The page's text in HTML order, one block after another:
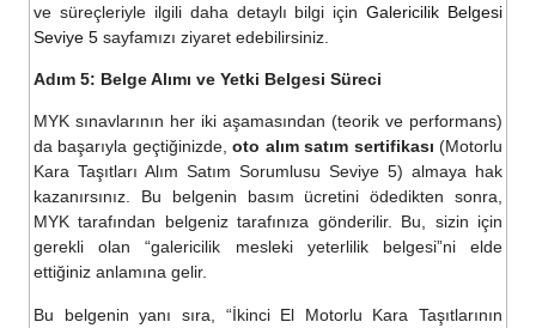
ve süreçleriyle ilgili daha detaylı bilgi içinGalericilik Belgesi
Seviye 5 sayfamızı ziyaret edebilirsiniz.
Adım 5: Belge Alımı ve Yetki Belgesi Süreci
MYK sınavlarının her iki aşamasından (teorik ve performans)
da başarıyla geçtiğinizde,oto alım satım sertifikası (Motorlu
Kara Taşıtları Alım Satım Sorumlusu Seviye 5) almaya hak
kazanırsınız. Bu belgenin basım ücretini ödedikten sonra,
MYK tarafından belgeniz tarafınıza gönderilir. Bu, sizin için
gerekli olan “galericilik mesleki yeterlilik belgesi”ni elde
ettiğiniz anlamına gelir.
Bu belgenin yanı sıra, “İkinci El Motorlu Kara Taşıtlarının